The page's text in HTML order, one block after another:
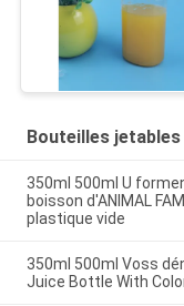
Bouteilles jetables
350ml 500ml U
boisson d'ANIMAL
plastique vide
350ml 500ml Voss
Juice Bottle With